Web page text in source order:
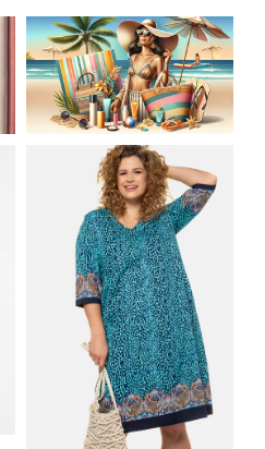
LETNIA MODA
PLAŻOWA: STROJE
KĄPIELOWE I
AKCESORIA, KTÓRE
MUSISZ MIEĆ